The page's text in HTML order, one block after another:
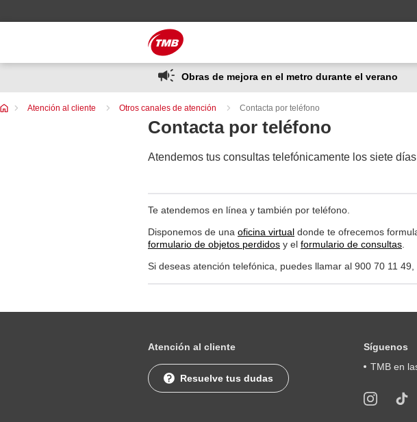
al
contenido
Obras de mejora en el metro durante el verano
Te
Atención al cliente Otros canales de atención Contacta por teléfono
Contacta por teléfono
Atendemos tus consultas telefónicamente los siete
Te atendemos en línea y también por teléfono.
Disponemos de una oficina virtual donde te ofrecemos
formulario de objetos perdidos y el formulario de consultas.
Si deseas atención telefónica, puedes llamar al 900 70 11
Atención al cliente
Resuelve tus dudas
Síguenos
TMB en